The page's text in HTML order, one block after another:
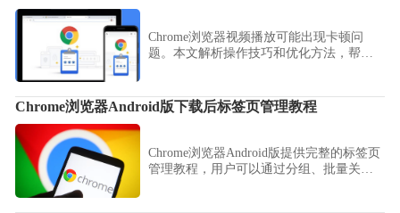
Chrome浏览器视频播放可能出现卡顿问
题。本文解析操作技巧和优化方法，帮助
Chrome浏览器Android版下载后标签页管理教程
Chrome浏览器Android版提供完整的标签页
管理教程，用户可以通过分组、批量关闭